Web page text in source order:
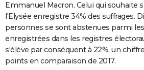
Emmanuel Macron. Celui qui souhaite
l'Elysée enregistre 34% des suffrages.
personnes se sont abstenues parmi
enregistrées dans les registres
s'élève par conséquent à 22%, un
points en comparaison de 2017.